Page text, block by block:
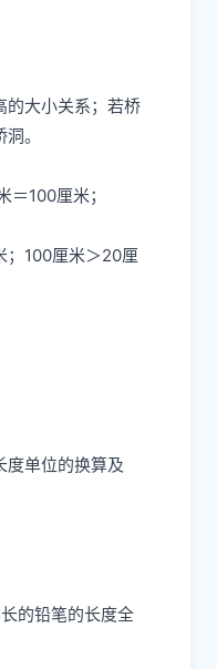
的大小关系；若桥
。
＝100厘米；
；100厘米＞20厘
度单位的换算及
的铅笔的长度全